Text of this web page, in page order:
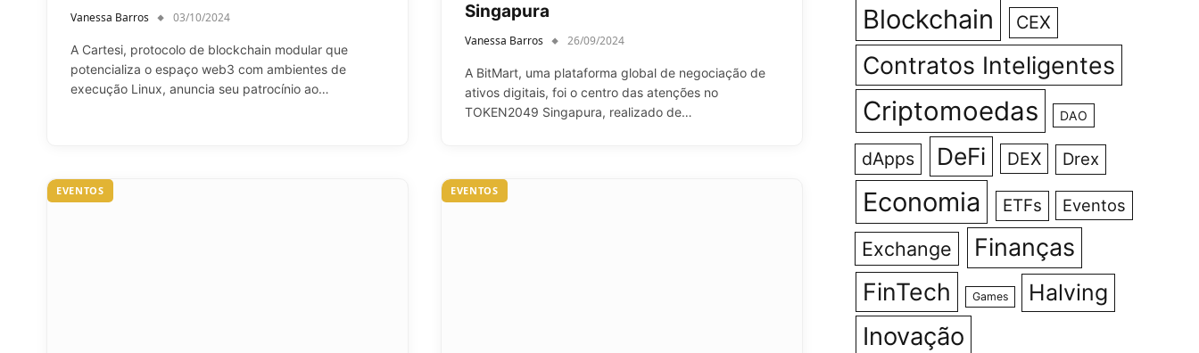
Vanessa Barros 03/10/2024
A Cartesi, protocolo de blockchain modular que
potencializa o espaço web3 com ambientes de
execução Linux, anuncia seu patrocínio ao…
Singapura
Vanessa Barros 26/09/2024
A BitMart, uma plataforma global de negociação de
ativos digitais, foi o centro das atenções no
TOKEN2049 Singapura, realizado de…
EVENTOS EVENTOS
Blockchain
CEX
Contratos Inteligentes
Criptomoedas DAO
dApps DeFi DEX Drex
Economia ETFs Eventos
Exchange Finanças
FinTech Games Halving
Inovação